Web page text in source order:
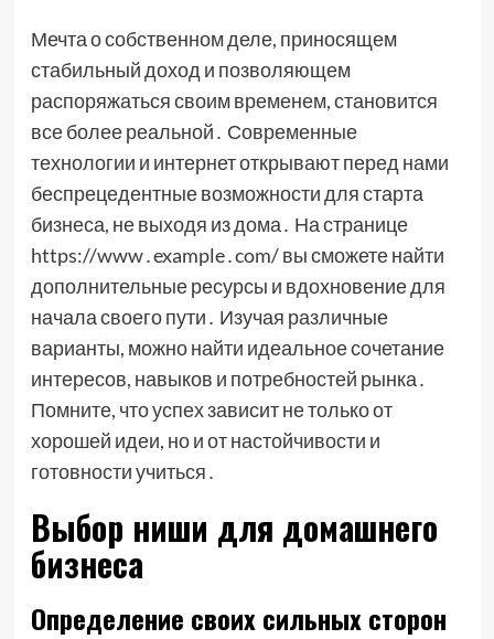
Мечта о собственном деле, приносящем
стабильный доход и позволяющем
распоряжаться своим временем, становится
все более реальной․ Современные
технологии и интернет открывают перед нами
беспрецедентные возможности для старта
бизнеса, не выходя из дома․ На странице
https://www․example․com/ вы сможете найти
дополнительные ресурсы и вдохновение для
начала своего пути․ Изучая различные
варианты, можно найти идеальное сочетание
интересов, навыков и потребностей рынка․
Помните, что успех зависит не только от
хорошей идеи, но и от настойчивости и
готовности учиться․
Выбор ниши для домашнего
бизнеса
Определение своих сильных сторон